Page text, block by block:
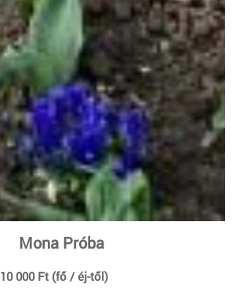
Mona Próba
10 000 Ft (fő / éj-től)